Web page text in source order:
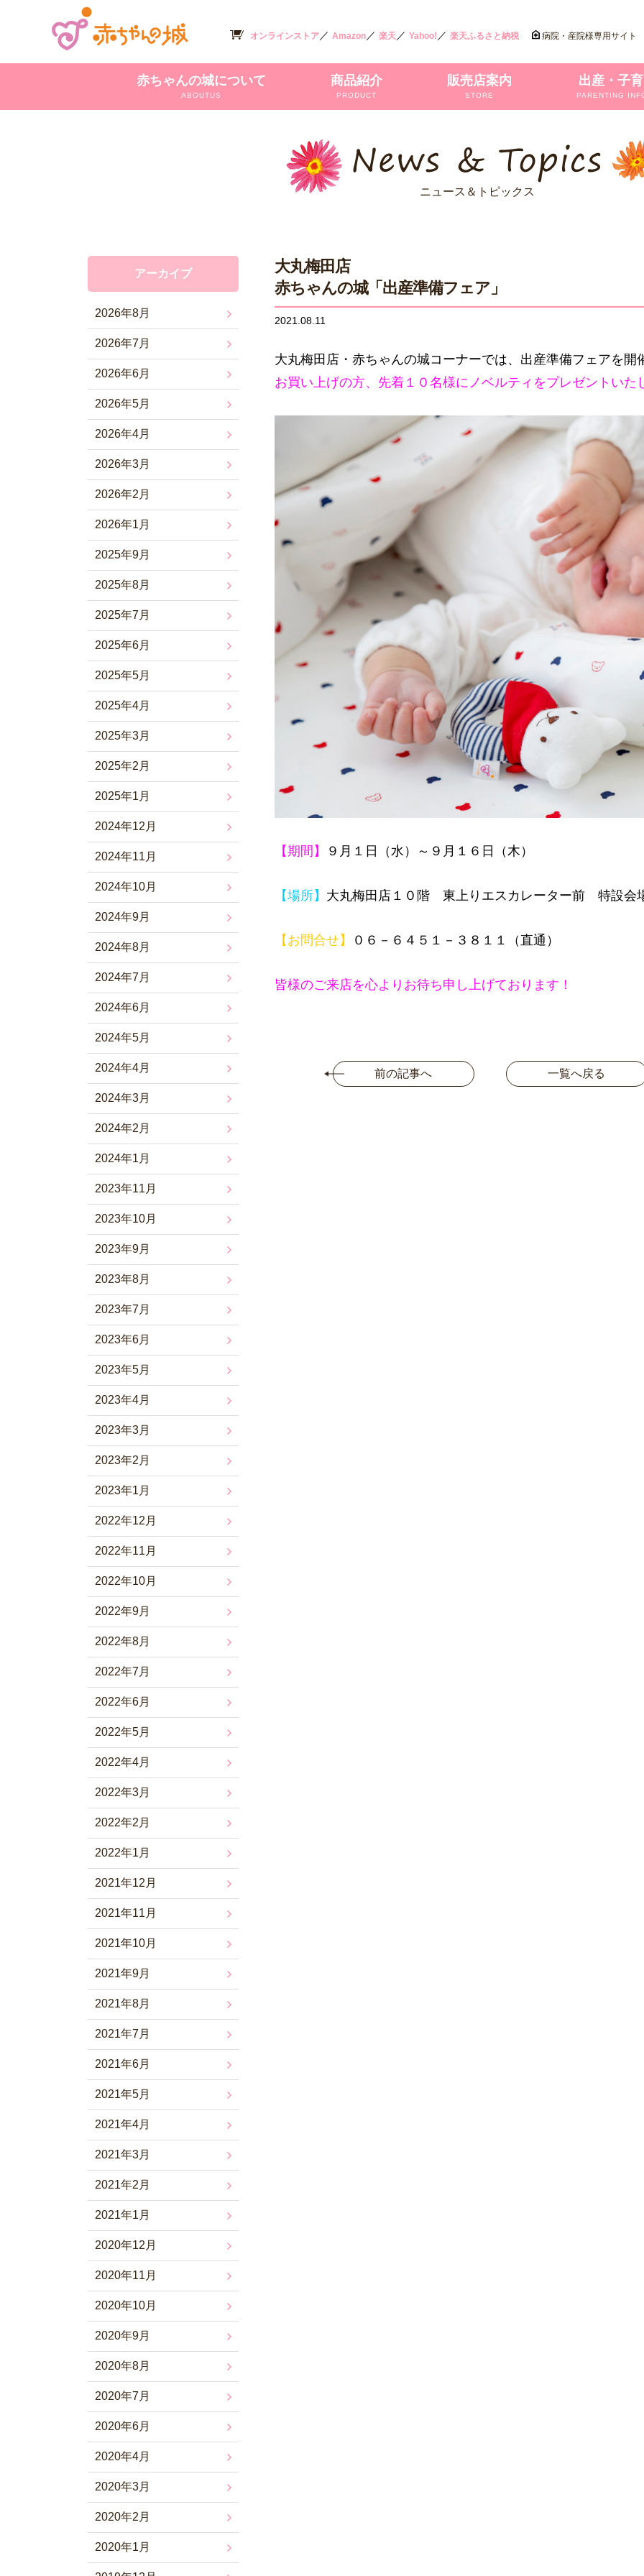
オンラインストア／ Amazon／ 楽天／ Yahoo! ／ 楽天ふるさと納税 病院・産院様専用サイト
赤ちゃんの城について
ABOUTUS
商品紹介
PRODUCT
販売店案内
STORE
出産・子
PARENTING
ニュース＆トピックス
大丸梅田店
赤ちゃんの城「出産準備フェア」
2021.08.11
大丸梅田店・赤ちゃんの城コーナーでは、出産準備フェアを開
お買い上げの方、先着１０名様にノベルティをプレゼントいた
【期間】 ９月１日（水）～９月１６日（木）
【場所】 大丸梅田店１０階 東上りエスカレーター前 特設会
【お問合せ】 ０６－６４５１－３８１１（直通）
皆様のご来店を心よりお待ち申し上げております！
前の記事へ 一覧へ戻る
アーカイブ
2026年8月
2026年7月
2026年6月
2026年5月
2026年4月
2026年3月
2026年2月
2026年1月
2025年9月
2025年8月
2025年7月
2025年6月
2025年5月
2025年4月
2025年3月
2025年2月
2025年1月
2024年12月
2024年11月
2024年10月
2024年9月
2024年8月
2024年7月
2024年6月
2024年5月
2024年4月
2024年3月
2024年2月
2024年1月
2023年11月
2023年10月
2023年9月
2023年8月
2023年7月
2023年6月
2023年5月
2023年4月
2023年3月
2023年2月
2023年1月
2022年12月
2022年11月
2022年10月
2022年9月
2022年8月
2022年7月
2022年6月
2022年5月
2022年4月
2022年3月
2022年2月
2022年1月
2021年12月
2021年11月
2021年10月
2021年9月
2021年8月
2021年7月
2021年6月
2021年5月
2021年4月
2021年3月
2021年2月
2021年1月
2020年12月
2020年11月
2020年10月
2020年9月
2020年8月
2020年7月
2020年6月
2020年4月
2020年3月
2020年2月
2020年1月